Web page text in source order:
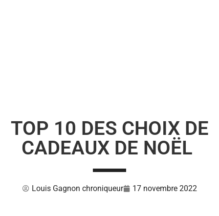
TOP 10 DES CHOIX DE
CADEAUX DE NOËL
Louis Gagnon chroniqueur 17 novembre 2022